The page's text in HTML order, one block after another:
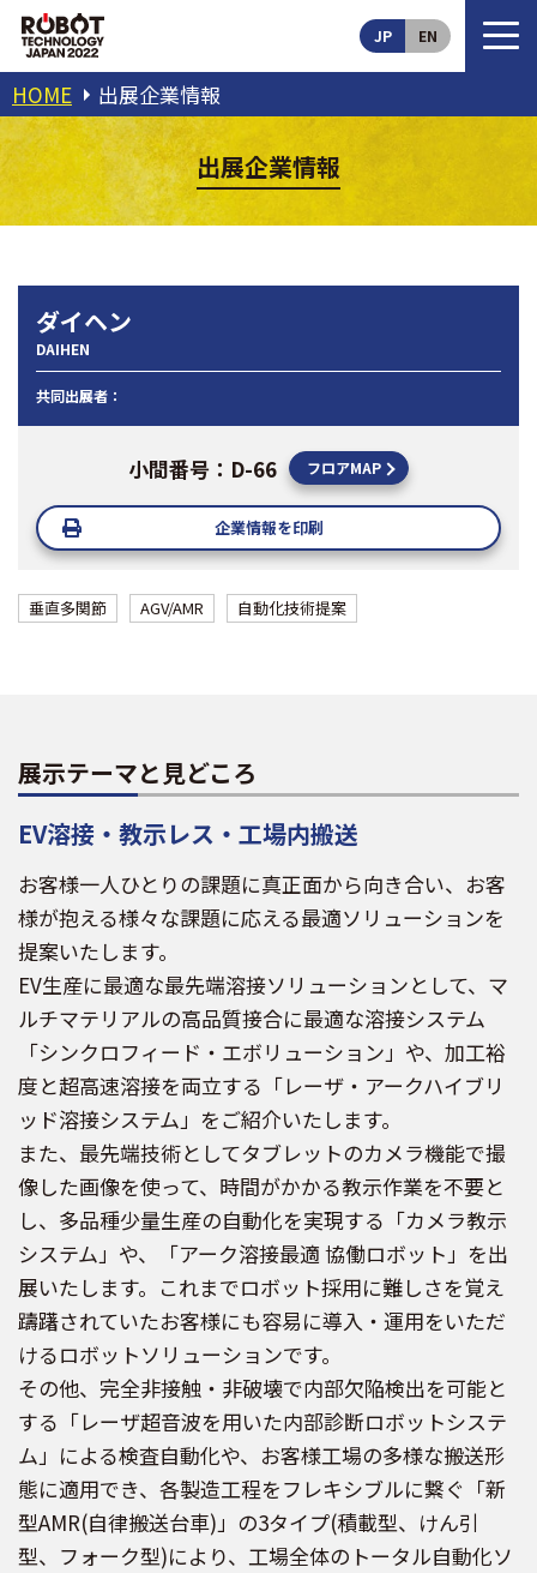
JP EN
HOME 出展企業情報
出展企業情報
ダイヘン
DAIHEN
共同出展者：
小間番号：D-66 フロアMAP
企業情報を印刷
垂直多関節 AGV/AMR 自動化技術提案
展示テーマと見どころ
EV溶接・教示レス・工場内搬送
お客様一人ひとりの課題に真正面から向き合い、お客
様が抱える様々な課題に応える最適ソリューションを
提案いたします。
EV生産に最適な最先端溶接ソリューションとして、マ
ルチマテリアルの高品質接合に最適な溶接システム
「シンクロフィード・エボリューション」や、加工裕
度と超高速溶接を両立する「レーザ・アークハイブリ
ッド溶接システム」をご紹介いたします。
また、最先端技術としてタブレットのカメラ機能で撮
像した画像を使って、時間がかかる教示作業を不要と
し、多品種少量生産の自動化を実現する「カメラ教示
システム」や、「アーク溶接最適 協働ロボット」を出
展いたします。これまでロボット採用に難しさを覚え
躊躇されていたお客様にも容易に導入・運用をいただ
けるロボットソリューションです。
その他、完全非接触・非破壊で内部欠陥検出を可能と
する「レーザ超音波を用いた内部診断ロボットシステ
ム」による検査自動化や、お客様工場の多様な搬送形
態に適用でき、各製造工程をフレキシブルに繋ぐ「新
型AMR(自律搬送台車)」の3タイプ(積載型、けん引
型、フォーク型)により、工場全体のトータル自動化ソ